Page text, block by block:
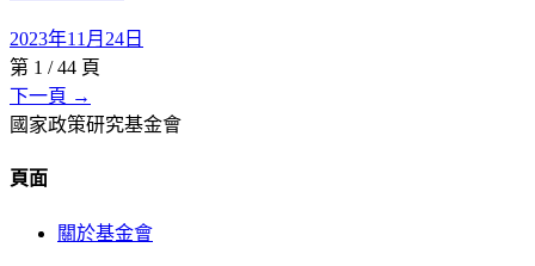
2023年11月24日
第 1 /44 頁
下一頁 →
國家政策研究基金會
頁面
關於基金會